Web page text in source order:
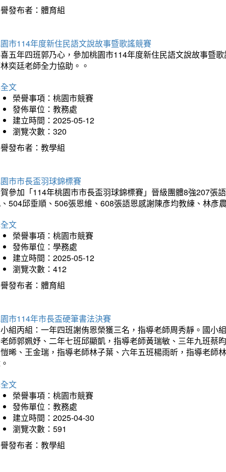
發布者：體育組
市114年度新住民語文說故事暨歌謠競賽
五年四班郭乃心，參加桃園市114年度新住民語文說故事暨
奕廷老師全力協助。。
文
榮譽事項：桃園市競賽
發佈單位：教務處
建立時間：2025-05-12
瀏覽次數：320
發布者：教學組
市市長盃羽球錦標賽
參加「114年桃園市市長盃羽球錦標賽」晉級團體8強207張
504邱垂順、506張恩維、608張語恩感謝陳彥均教練、林彥
文
榮譽事項：桃園市競賽
發佈單位：學務處
建立時間：2025-05-12
瀏覽次數：412
發布者：體育組
市114年市長盃硬筆書法決賽
組丙組：一年四班謝侑恩榮獲三名，指導老師周秀靜。國小
師郭姵妤、二年七班邱顯凱，指導老師黃瑞敏、三年九班蔡
晞、王金瑞，指導老師林子葉、六年五班楊雨昕，指導老師
文
榮譽事項：桃園市競賽
發佈單位：教務處
建立時間：2025-04-30
瀏覽次數：591
發布者：教學組